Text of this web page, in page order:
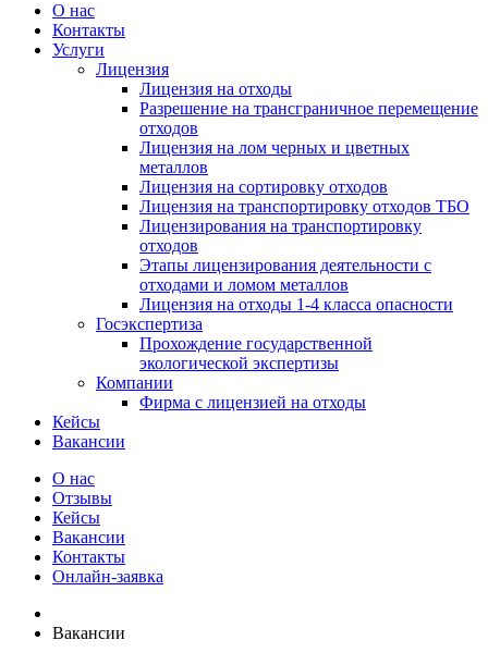
О нас
Контакты
Услуги
Лицензия
Лицензия на отходы
Разрешение на трансграничное перемещение
отходов
Лицензия на лом черных и цветных
металлов
Лицензия на сортировку отходов
Лицензия на транспортировку отходов ТБО
Лицензирования на транспортировку
отходов
Этапы лицензирования деятельности с
отходами и ломом металлов
Лицензия на отходы 1-4 класса опасности
Госэкспертиза
Прохождение государственной
экологической экспертизы
Компании
Фирма с лицензией на отходы
Кейсы
Вакансии
О нас
Отзывы
Кейсы
Вакансии
Контакты
Онлайн-заявка
Вакансии